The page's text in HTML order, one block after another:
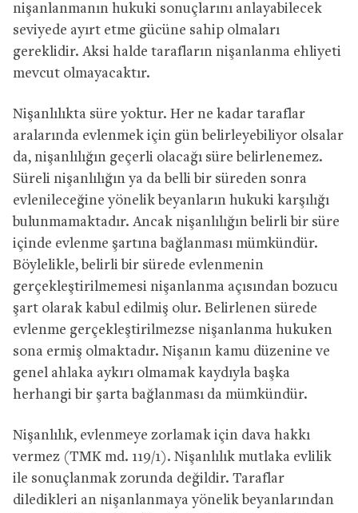
nişanlanmanın hukuki sonuçlarını anlayabilecek
seviyede ayırt etme gücüne sahip olmaları
gereklidir. Aksi halde tarafların nişanlanma ehliyeti
mevcut olmayacaktır.
Nişanlılıkta süre yoktur. Her ne kadar taraflar
aralarında evlenmek için gün belirleyebiliyor olsalar
da, nişanlılığın geçerli olacağı süre belirlenemez.
Süreli nişanlılığın ya da belli bir süreden sonra
evlenileceğine yönelik beyanların hukuki karşılığı
bulunmamaktadır. Ancak nişanlılığın belirli bir süre
içinde evlenme şartına bağlanması mümkündür.
Böylelikle, belirli bir sürede evlenmenin
gerçekleştirilmemesi nişanlanma açısından bozucu
şart olarak kabul edilmiş olur. Belirlenen sürede
evlenme gerçekleştirilmezse nişanlanma hukuken
sona ermiş olmaktadır. Nişanın kamu düzenine ve
genel ahlaka aykırı olmamak kaydıyla başka
herhangi bir şarta bağlanması da mümkündür.
Nişanlılık, evlenmeye zorlamak için dava hakkı
vermez (TMK md. 119/1). Nişanlılık mutlaka evlilik
ile sonuçlanmak zorunda değildir. Taraflar
diledikleri an nişanlanmaya yönelik beyanlarından